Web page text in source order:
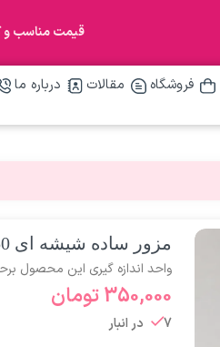
قیمت مناسب و
فروشگاه مقالات درباره ما
مزور ساده شیشه ای 250 سی سی
واحد اندازه گیری این محصول
350,000تومان
7 در انبار